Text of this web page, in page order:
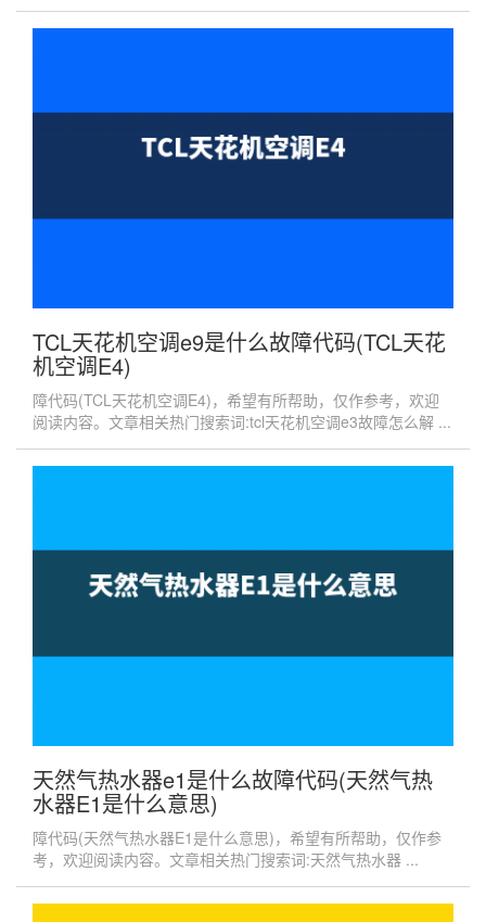
TCL天花机空调e9是什么故障代码(TCL天花
机空调E4)
障代码(TCL天花机空调E4)，希望有所帮助，仅作参考，欢迎
阅读内容。文章相关热门搜索词:tcl天花机空调e3故障怎么解 ...
天然气热水器e1是什么故障代码(天然气热
水器E1是什么意思)
障代码(天然气热水器E1是什么意思)，希望有所帮助，仅作参
考，欢迎阅读内容。文章相关热门搜索词:天然气热水器 ...